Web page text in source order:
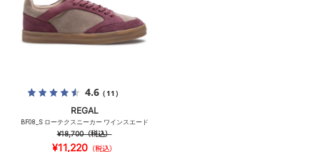
4.6（11）
REGAL
BF08_S ローテクスニーカー ワインスエード
¥18,700（税込）
¥11,220 （税込）